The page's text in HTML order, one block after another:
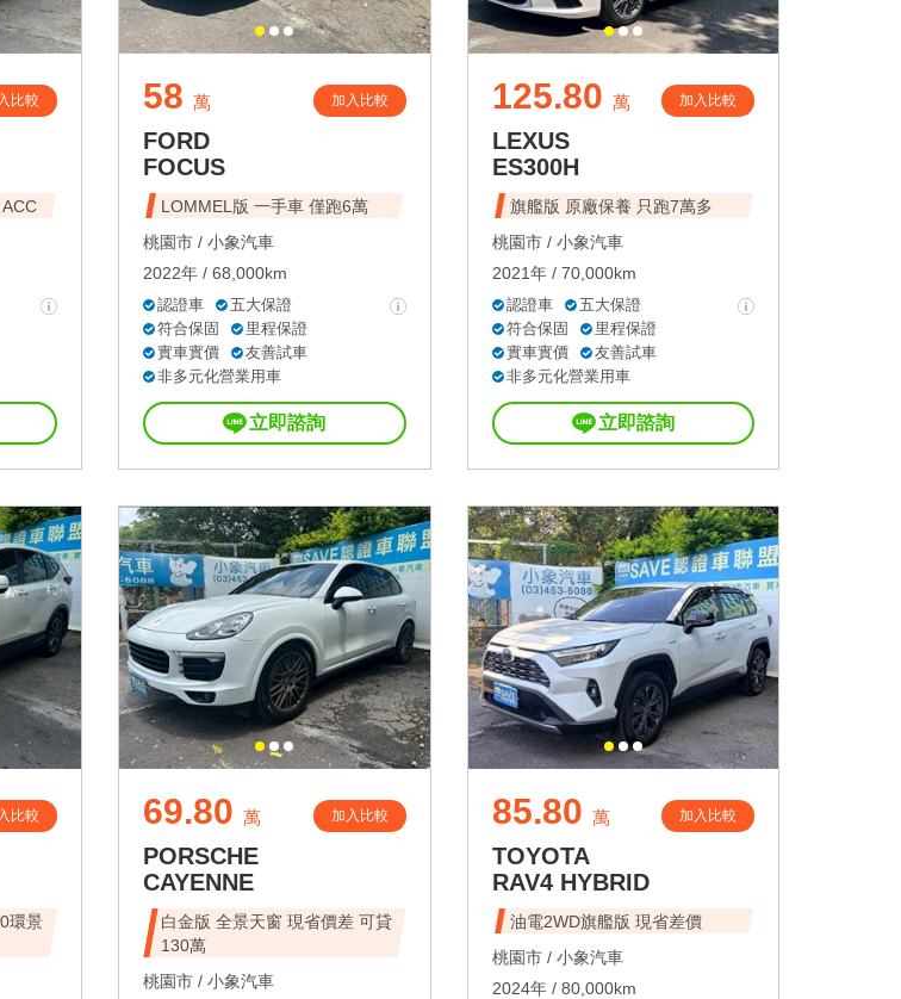
比較 58 萬 加入比較
FORD
FOCUS
LOMMEL版 一手車 僅跑6萬
桃園市 / 小象汽車
2022年 / 68,000km
認證車
五大保證
符合保固
里程保證
實車實價
友善試車
非多元化營業用車
立即諮詢
125.80 萬 加入比較
LEXUS
ES300H
旗艦版 原廠保養 只跑7萬多
桃園市 / 小象汽車
2021年 / 70,000km
認證車
五大保證
符合保固
里程保證
實車實價
友善試車
非多元化營業用車
立即諮詢
比較
環景
69.80 萬 加入比較
PORSCHE
CAYENNE
白金版 全景天窗 現省價差 可貸
130萬
桃園市 / 小象汽車
85.80 萬 加入比較
TOYOTA
RAV4 HYBRID
油電2WD旗艦版 現省差價
桃園市 / 小象汽車
2024年 / 80,000km